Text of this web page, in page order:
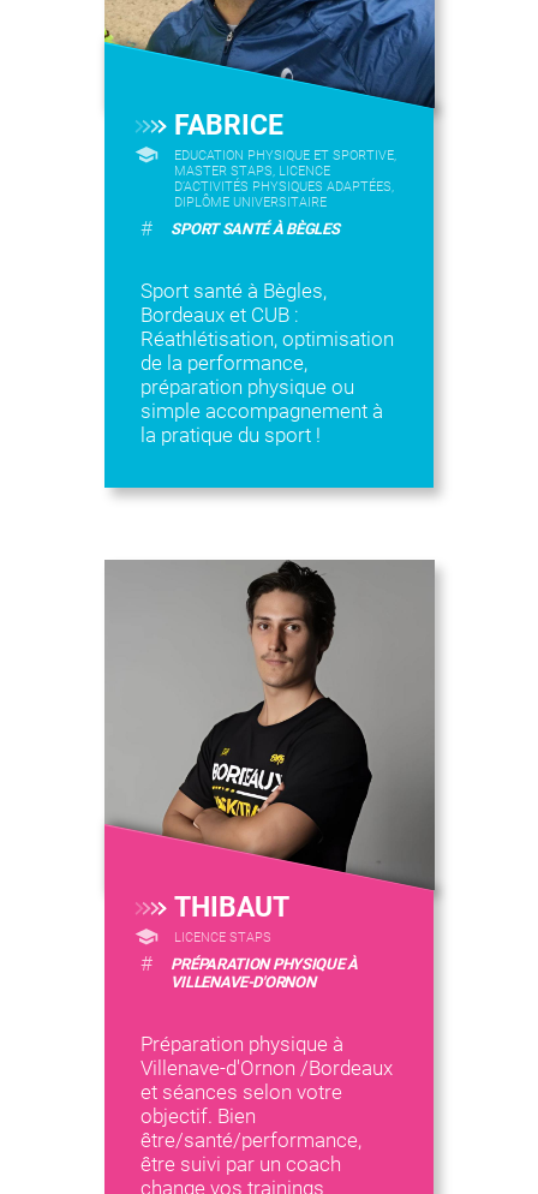
FABRICE
EDUCATION PHYSIQUE ET SPORTIVE,
MASTER STAPS, LICENCE
D’ACTIVITÉS PHYSIQUES ADAPTÉES,
DIPLÔME UNIVERSITAIRE
# SPORT SANTÉ À BÈGLES
Sport santé à Bègles,
Bordeaux et CUB :
Réathlétisation, optimisation
de la performance,
préparation physique ou
simple accompagnement à
la pratique du sport !
THIBAUT
LICENCE STAPS
#
PRÉPARATION PHYSIQUE À
VILLENAVE-D'ORNON
Préparation physique à
Villenave-d'Ornon /Bordeaux
et séances selon votre
objectif. Bien
être/santé/performance,
être suivi par un coach
change vos trainings